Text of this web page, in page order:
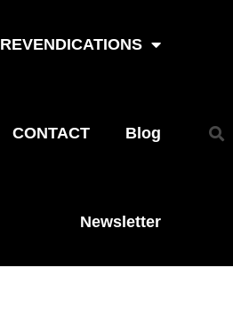
REVENDICATIONS
CONTACT Blog
Newsletter